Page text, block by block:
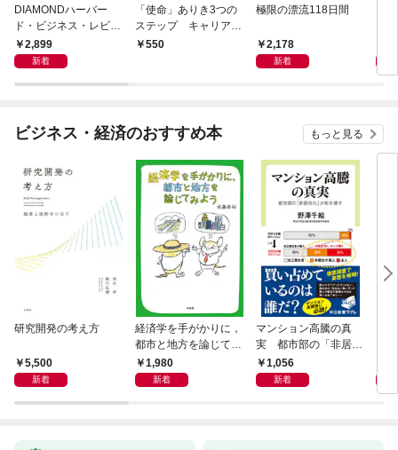
DIAMONDハーバー
ド・ビジネス・レビュ
ー 2026年9月号 特集
「上司をマネジメント
2,899
新着
「使命」ありき3つの
ステップ キャリアの
成功とは何か
550
極限の漂流118日間
2,178
新着
ビジネス・経済のおすすめ本 もっと見る
研究開発の考え方
5,500
新着
経済学を手がかりに，
都市と地方を論じてみ
よう1,980
新着
マンション高騰の真
実 都市部の「非居住
化」が街を壊す
1,056
新着
イ
果